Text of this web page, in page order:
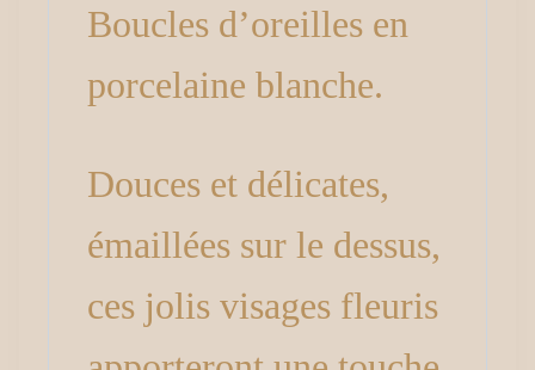
Boucles d’oreilles en
porcelaine blanche.
Douces et délicates,
émaillées sur le dessus,
ces jolis visages fleuris